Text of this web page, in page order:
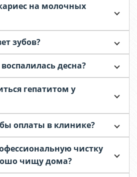
на молочных
зубов?
десна?
гепатитом у
оплаты в клинике?
чистку
чищу дома?